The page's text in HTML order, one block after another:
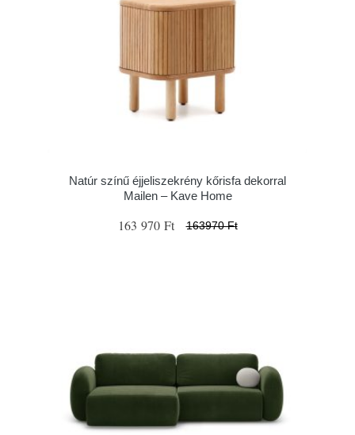
Natúr színű éjjeliszekrény kőrisfa dekorral
Mailen – Kave Home
163 970 Ft 163970 Ft